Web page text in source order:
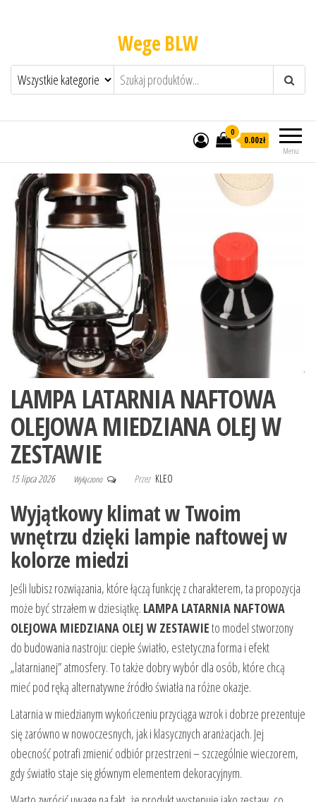
Wege BLW
Menu
0
0.00zł
LAMPA LATARNIA NAFTOWA
OLEJOWA MIEDZIANA OLEJ W
ZESTAWIE
15 lipca 2026 Wyłączono Przez KLEO
Wyjątkowy klimat w Twoim
wnętrzu dzięki lampie naftowej w
kolorze miedzi
Jeśli lubisz rozwiązania, które łączą funkcję z charakterem, ta propozycja
może być strzałem w dziesiątkę. LAMPA LATARNIA NAFTOWA
OLEJOWA MIEDZIANA OLEJ W ZESTAWIEto model stworzony
do budowania nastroju: ciepłe światło, estetyczna forma i efekt
„latarnianej” atmosfery. To także dobry wybór dla osób, które chcą
mieć pod ręką alternatywne źródło światła na różne okazje.
Latarnia w miedzianym wykończeniu przyciąga wzrok i dobrze prezentuje
się zarówno w nowoczesnych, jak i klasycznych aranżacjach. Jej
obecność potrafi zmienić odbiór przestrzeni – szczególnie wieczorem,
gdy światło staje się głównym elementem dekoracyjnym.